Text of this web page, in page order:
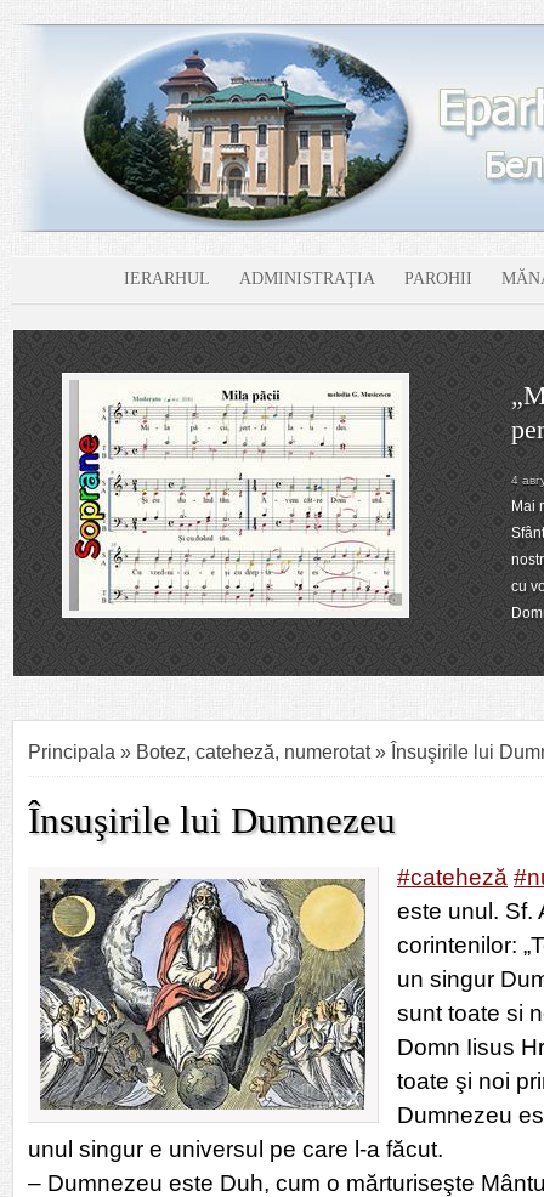
IERARHUL ADMINISTRAŢIA PAROHII
4
Mai
cu
Principala » Botez, cateheză, numerotat» Însuşirile lui
Însuşirile lui Dumnezeu
#cateheză
este unul. Sf.
corintenilor:
un singur
sunt toate si
Domn Iisus
toate şi noi
Dumnezeu
unul singur e universul pe care l-a făcut.
– Dumnezeu este Duh, cum o mărturiseşte